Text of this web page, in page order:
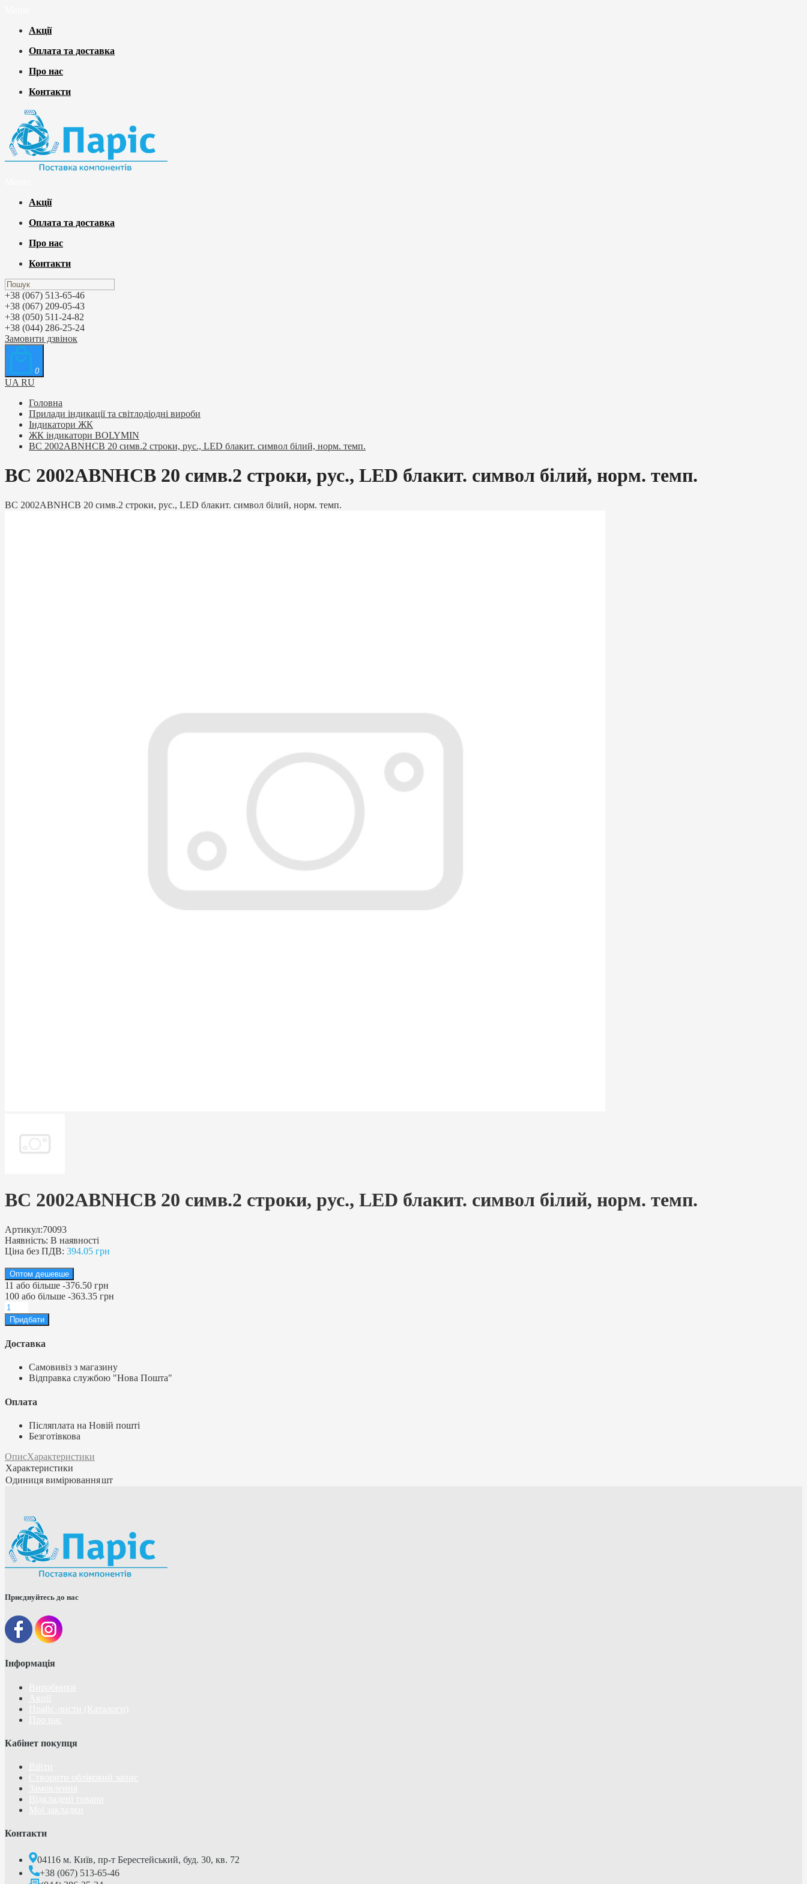
Акції
Оплата та доставка
Про нас
Контакти
Акції
Оплата та доставка
Про нас
Контакти
+38 (067) 513-65-46
+38 (067) 209-05-43
+38 (050) 511-24-82
+38 (044) 286-25-24
Замовити дзвінок
0
UA RU
Головна
Прилади індикації та світлодіодні вироби
Індикатори ЖК
ЖК індикатори BOLYMIN
BC 2002ABNHCB 20 симв.2 строки, рус., LED блакит. символ білий, норм. темп.
BC 2002ABNHCB 20 симв.2 строки, рус., LED блакит. символ білий, норм. темп.
BC 2002ABNHCB 20 симв.2 строки, рус., LED блакит. символ білий, норм. темп.
BC 2002ABNHCB 20 симв.2 строки, рус., LED блакит. символ білий, норм. темп.
Артикул:70093
Наявність: В наявності
Ціна без ПДВ: 394.05 грн
Оптом дешевше
11 або більше -376.50 грн
100 або більше -363.35 грн
Доставка
Самовивіз з магазину
Відправка службою "Нова Пошта"
Оплата
Післяплата на Новій пошті
Безготівкова
ОписХарактеристики
Характеристики
Одиниця вимірюванняшт
Приєднуйтесь до нас
Інформація
Кабінет покупця
Контакти
04116 м. Київ, пр-т Берестейський, буд. 30, кв. 72
+38 (067) 513-65-46